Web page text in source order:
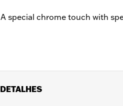
A special chrome touch with
DETALHES